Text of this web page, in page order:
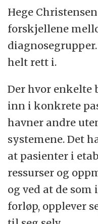
Hege
forskjellene
helt rett i.
Der hvor enkelte
inn i konkrete
havner andre
systemene. Det
at pasienter i
ressurser og
og ved at de
forløp, opplever